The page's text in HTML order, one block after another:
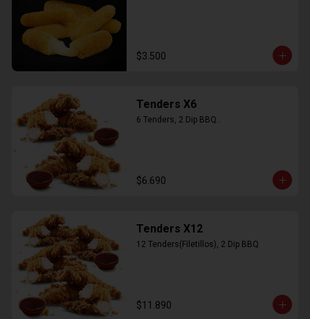
$3.500
Tenders X6
6 Tenders, 2 Dip BBQ..
$6.690
Tenders X12
12 Tenders(Filetillos), 2 Dip BBQ
$11.890